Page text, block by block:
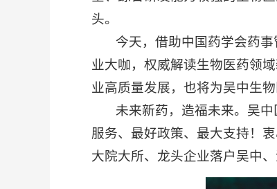
头。
今天，借助中国药学会药事
业大咖，权威解读生物医药领
业高质量发展，也将为吴中生
未来新药，造福未来。吴中
服务、最好政策、最大支持！
大院大所、龙头企业落户吴中